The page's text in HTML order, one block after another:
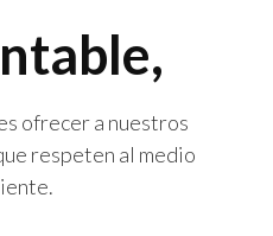
ofrecer a nuestros
respeten al medio